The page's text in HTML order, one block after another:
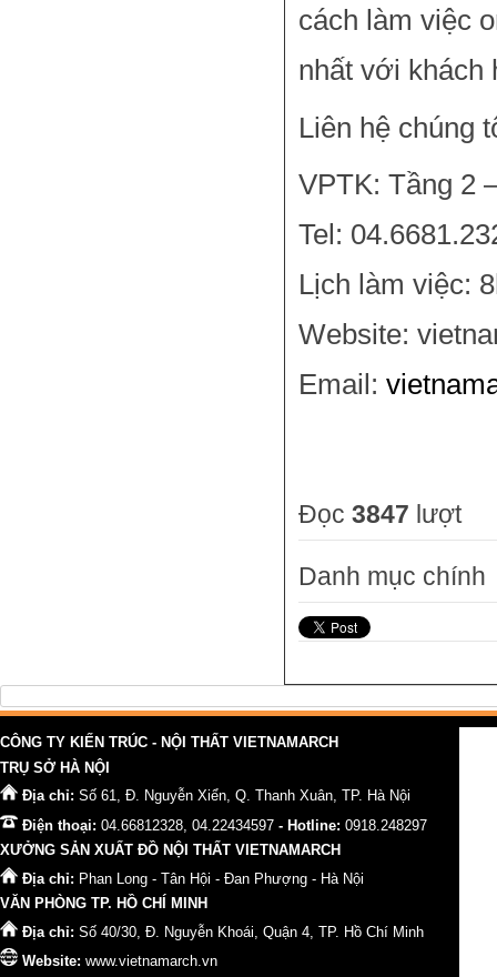
cách làm việc
nhất với khách
Liên hệ chúng
VPTK: Tầng 2
Tel:
Lịch làm việc:
Website:
Email:
Đọc 3847 lượt
Danh mục chính
CÔNG TY KIẾN TRÚC - NỘI THẤT VIETNAMARCH
TRỤ SỞ HÀ NỘI
Địa chỉ: Số 61, Đ. Nguyễn Xiển, Q. Thanh Xuân, TP. Hà Nội
Điện thoại: 04.66812328, 04.22434597 - Hotline: 0918.248297
XƯỞNG SẢN XUẤT ĐỒ NỘI THẤT VIETNAMARCH
Địa chỉ: Phan Long - Tân Hội - Đan Phượng - Hà Nội
VĂN PHÒNG TP. HỒ CHÍ MINH
Địa chỉ: Số 40/30, Đ. Nguyễn Khoái, Quận 4, TP. Hồ Chí Minh
Website: www.vietnamarch.vn